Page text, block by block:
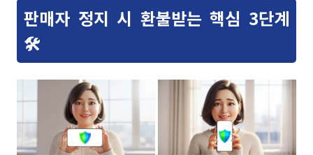
판매자 정지 시 환불받는 핵심 3단계
🛠